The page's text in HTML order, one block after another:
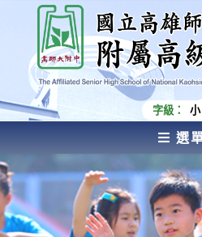
內
容
國立高雄師範大學附屬高級中學
High School of National
University
字級： 小
選
AFFILIATED SENIOR HIGH
KAOHSIUNG